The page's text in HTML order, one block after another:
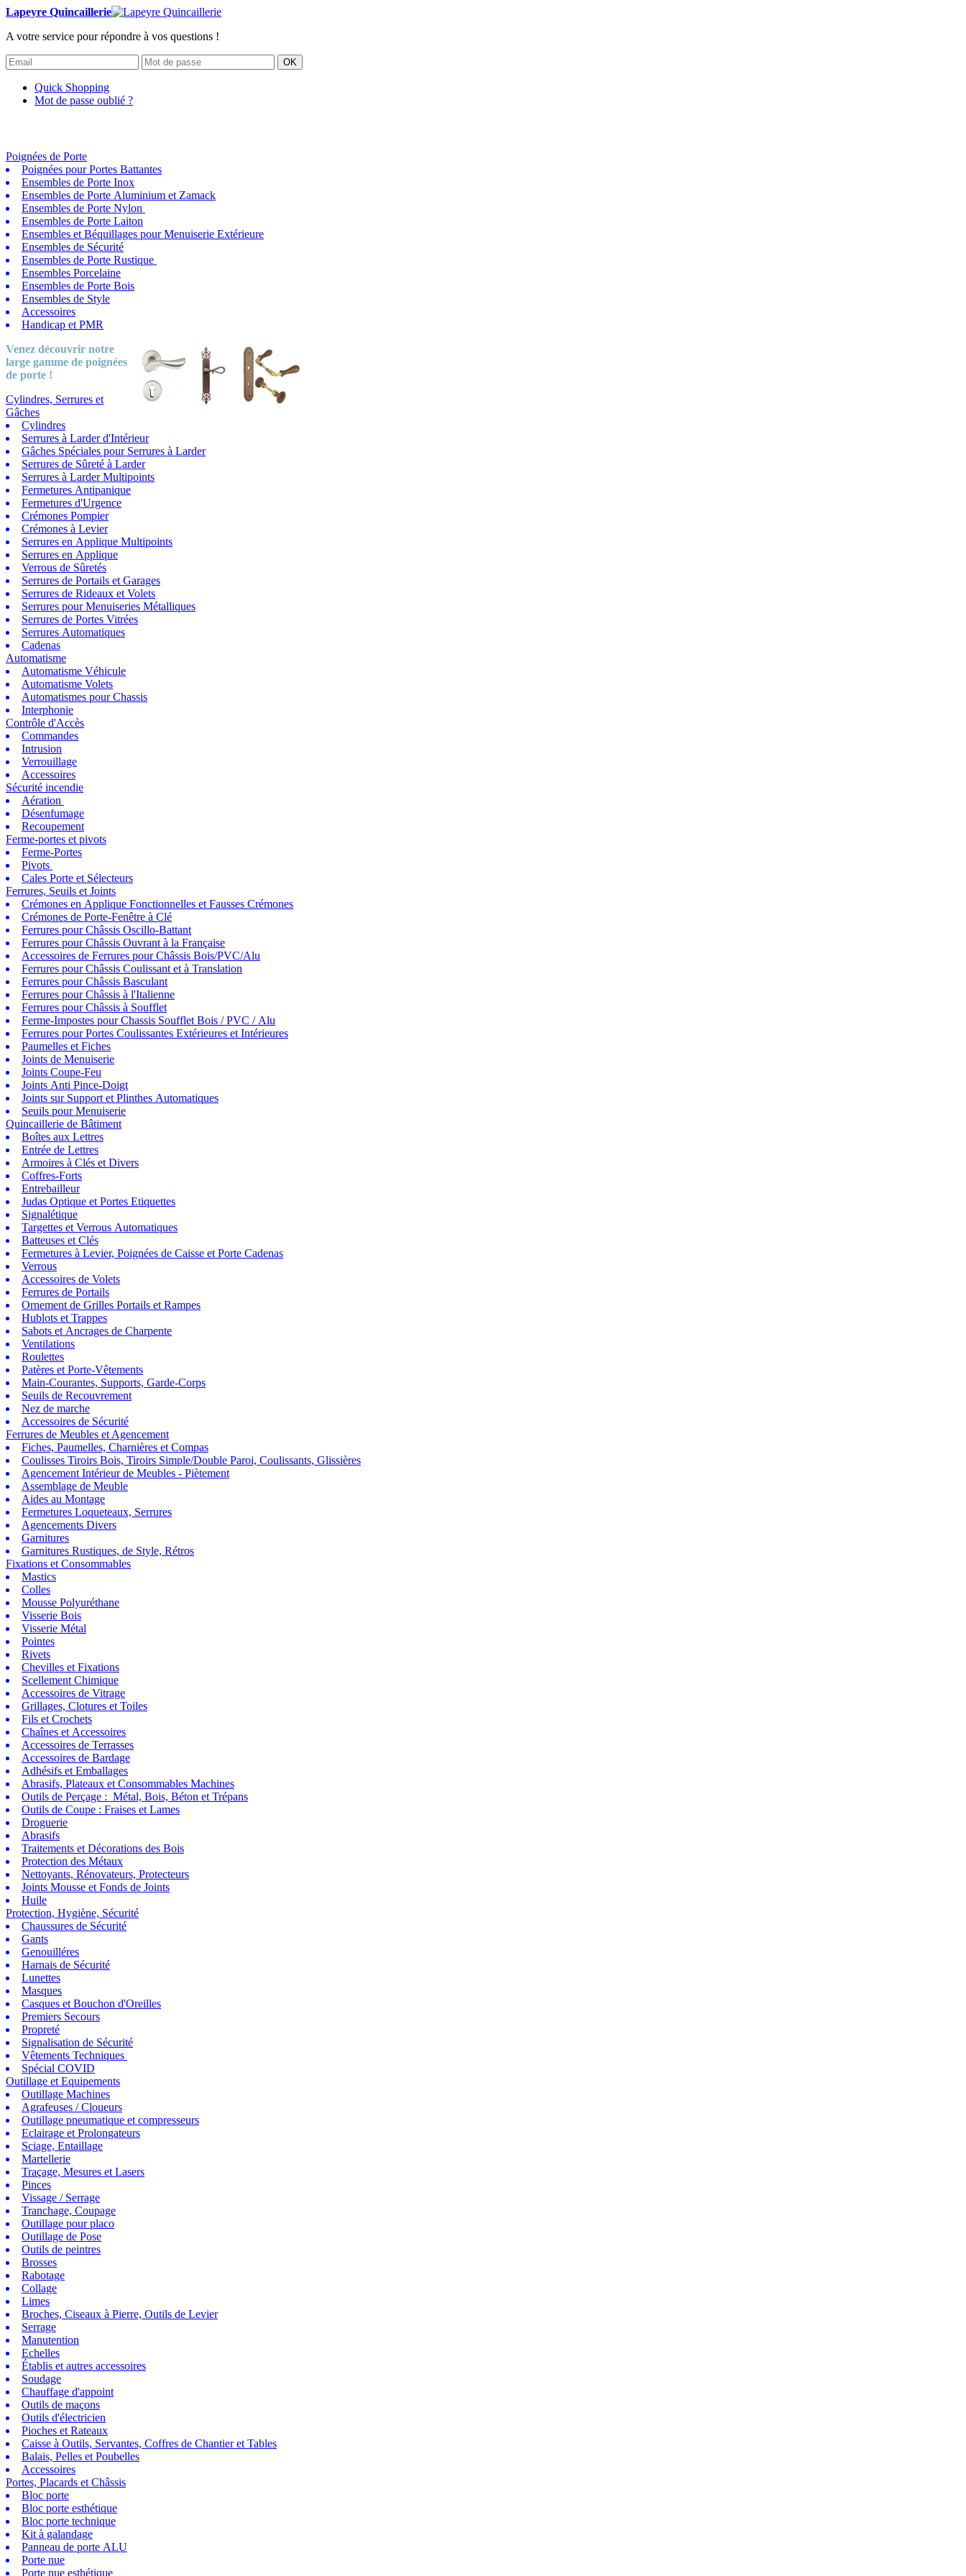
Lapeyre Quincaillerie
A votre service pour répondre à vos questions !
OK
Quick Shopping
Mot de passe oublié ?
Poignées de Porte
Poignées pour Portes Battantes
Ensembles de Porte Inox
Ensembles de Porte Aluminium et Zamack
Ensembles de Porte Nylon
Ensembles de Porte Laiton
Ensembles et Béquillages pour Menuiserie Extérieure
Ensembles de Sécurité
Ensembles de Porte Rustique
Ensembles Porcelaine
Ensembles de Porte Bois
Ensembles de Style
Accessoires
Handicap et PMR
Venez découvrir notre
large gamme de poignées
de porte !
Cylindres, Serrures et
Gâches
Cylindres
Serrures à Larder d'Intérieur
Gâches Spéciales pour Serrures à Larder
Serrures de Sûreté à Larder
Serrures à Larder Multipoints
Fermetures Antipanique
Fermetures d'Urgence
Crémones Pompier
Crémones à Levier
Serrures en Applique Multipoints
Serrures en Applique
Verrous de Sûretés
Serrures de Portails et Garages
Serrures de Rideaux et Volets
Serrures pour Menuiseries Métalliques
Serrures de Portes Vitrées
Serrures Automatiques
Cadenas
Automatisme
Automatisme Véhicule
Automatisme Volets
Automatismes pour Chassis
Interphonie
Contrôle d'Accès
Commandes
Intrusion
Verrouillage
Accessoires
Sécurité incendie
Aération
Désenfumage
Recoupement
Ferme-portes et pivots
Ferme-Portes
Pivots
Cales Porte et Sélecteurs
Ferrures, Seuils et Joints
Crémones en Applique Fonctionnelles et Fausses Crémones
Crémones de Porte-Fenêtre à Clé
Ferrures pour Châssis Oscillo-Battant
Ferrures pour Châssis Ouvrant à la Française
Accessoires de Ferrures pour Châssis Bois/PVC/Alu
Ferrures pour Châssis Coulissant et à Translation
Ferrures pour Châssis Basculant
Ferrures pour Châssis à l'Italienne
Ferrures pour Châssis à Soufflet
Ferme-Impostes pour Chassis Soufflet Bois / PVC / Alu
Ferrures pour Portes Coulissantes Extérieures et Intérieures
Paumelles et Fiches
Joints de Menuiserie
Joints Coupe-Feu
Joints Anti Pince-Doigt
Joints sur Support et Plinthes Automatiques
Seuils pour Menuiserie
Quincaillerie de Bâtiment
Boîtes aux Lettres
Entrée de Lettres
Armoires à Clés et Divers
Coffres-Forts
Entrebailleur
Judas Optique et Portes Etiquettes
Signalétique
Targettes et Verrous Automatiques
Batteuses et Clés
Fermetures à Levier, Poignées de Caisse et Porte Cadenas
Verrous
Accessoires de Volets
Ferrures de Portails
Ornement de Grilles Portails et Rampes
Hublots et Trappes
Sabots et Ancrages de Charpente
Ventilations
Roulettes
Patères et Porte-Vêtements
Main-Courantes, Supports, Garde-Corps
Seuils de Recouvrement
Nez de marche
Accessoires de Sécurité
Ferrures de Meubles et Agencement
Fiches, Paumelles, Charnières et Compas
Coulisses Tiroirs Bois, Tiroirs Simple/Double Paroi, Coulissants, Glissières
Agencement Intérieur de Meubles - Piètement
Assemblage de Meuble
Aides au Montage
Fermetures Loqueteaux, Serrures
Agencements Divers
Garnitures
Garnitures Rustiques, de Style, Rétros
Fixations et Consommables
Mastics
Colles
Mousse Polyuréthane
Visserie Bois
Visserie Métal
Pointes
Rivets
Chevilles et Fixations
Scellement Chimique
Accessoires de Vitrage
Grillages, Clotures et Toiles
Fils et Crochets
Chaînes et Accessoires
Accessoires de Terrasses
Accessoires de Bardage
Adhésifs et Emballages
Abrasifs, Plateaux et Consommables Machines
Outils de Perçage : Métal, Bois, Béton et Trépans
Outils de Coupe : Fraises et Lames
Droguerie
Abrasifs
Traitements et Décorations des Bois
Protection des Métaux
Nettoyants, Rénovateurs, Protecteurs
Joints Mousse et Fonds de Joints
Huile
Protection, Hygiène, Sécurité
Chaussures de Sécurité
Gants
Genouilléres
Harnais de Sécurité
Lunettes
Masques
Casques et Bouchon d'Oreilles
Premiers Secours
Propreté
Signalisation de Sécurité
Vêtements Techniques
Spécial COVID
Outillage et Equipements
Outillage Machines
Agrafeuses / Cloueurs
Outillage pneumatique et compresseurs
Eclairage et Prolongateurs
Sciage, Entaillage
Martellerie
Traçage, Mesures et Lasers
Pinces
Vissage / Serrage
Tranchage, Coupage
Outillage pour placo
Outillage de Pose
Outils de peintres
Brosses
Rabotage
Collage
Limes
Broches, Ciseaux à Pierre, Outils de Levier
Serrage
Manutention
Echelles
Établis et autres accessoires
Soudage
Chauffage d'appoint
Outils de maçons
Outils d'électricien
Pioches et Rateaux
Caisse à Outils, Servantes, Coffres de Chantier et Tables
Balais, Pelles et Poubelles
Accessoires
Portes, Placards et Châssis
Bloc porte
Bloc porte esthétique
Bloc porte technique
Kit à galandage
Panneau de porte ALU
Porte nue
Porte nue esthétique